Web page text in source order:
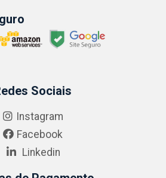
Sociais
Instagram
Facebook
Linkedin